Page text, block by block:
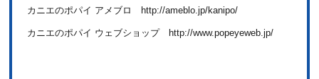
カニエのポパイ アメブロ http://ameblo.jp/kanipo/
カニエのポパイ ウェブショップ http://www.popeyeweb.jp/